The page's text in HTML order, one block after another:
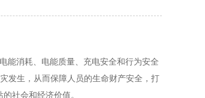
能消耗、电能质量、充电安全和行为安全
发生，从而保障人员的生命财产安全，打
社会和经济价值。